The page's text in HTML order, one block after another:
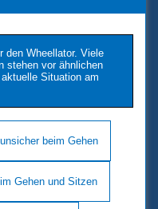
den Wheellator. Viele
stehen vor ähnlichen
Situation am
beim Gehen
Gehen und Sitzen